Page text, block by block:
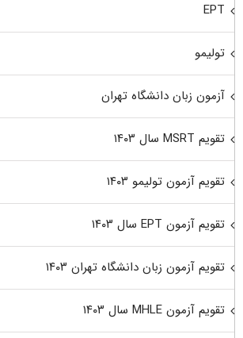
EPT
تولیمو
آزمون زبان دانشگاه تهران
تقویم MSRT سال ۱۴۰۳
تقویم آزمون تولیمو ۱۴۰۳
تقویم آزمون EPT سال ۱۴۰۳
تقویم آزمون زبان دانشگاه تهران ۱۴۰۳
تقویم آزمون MHLE سال ۱۴۰۳